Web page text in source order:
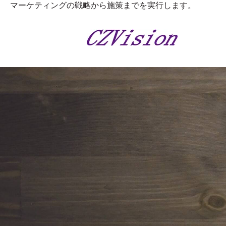
マーケティングの戦略から施策までを実行します。